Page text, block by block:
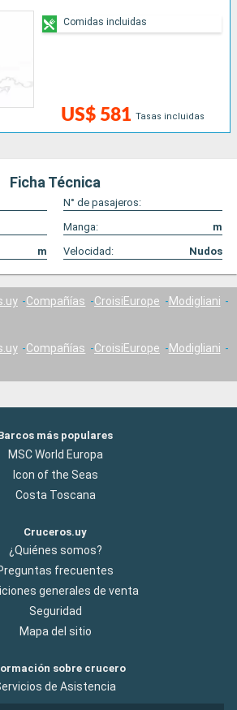
US$ 581 Tasas incluidas
Comidas incluidas
Ficha Técnica
N° de pasajeros:
Manga:
m
m Velocidad: Nudos
Compañías CroisiEurope
Modigliani
Compañías CroisiEurope
Modigliani
más populares
MSC World Europa
Icon of the Seas
Costa Toscana
Cruceros.uy
¿Quiénes somos?
frecuentes
generales de venta
Seguridad
Mapa del sitio
sobre crucero
de Asistencia